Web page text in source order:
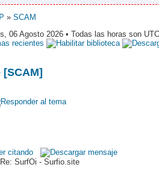
» SCAM
06 Agosto 2026 • Todas las horas son
Re: SurfOi - Surfio.site